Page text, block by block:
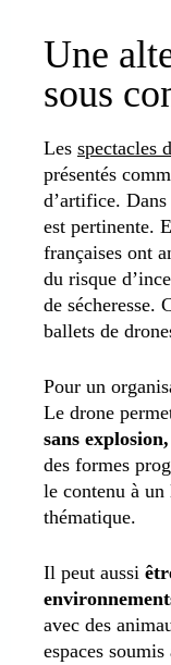
Une
sous
Les spectacles
présentés
d’artifice.
est pertinente.
françaises ont
du risque
de sécheresse.
ballets de
Pour un
Le drone
sans explosion,
des formes
le contenu à
thématique.
Il peut aussi
avec des
espaces